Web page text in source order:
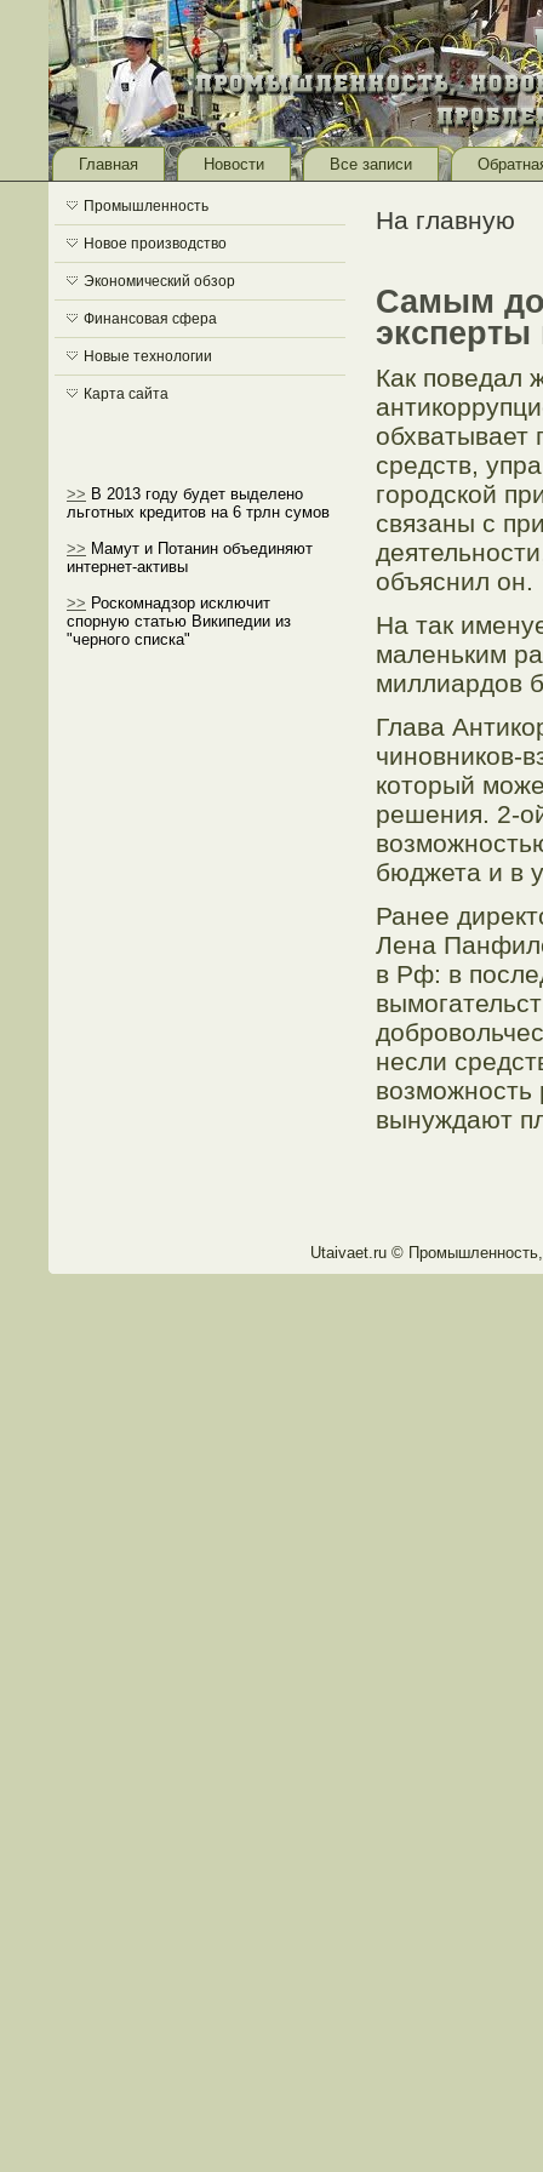
Главная Новости Все записи
Промышленность
Новое производство
Экономический обзор
Финансовая сфера
Новые технологии
Карта сайта
>> В 2013 году будет выделено
льготных кредитов на 6 трлн сумов
>> Мамут и Потанин объединяют
интернет-активы
>> Роскомнадзор исключит
спорную статью Википедии из
"черного списка"
На главную
Самым
Как поведал
обхватывает
средств,
городской
связаны с
объяснил он.
На так
маленьким
миллиардов
Глава
чиновников-
который
решения. 2-
бюджета и в
Ранее
Лена
в Рф: в
несли
вынуждают
Utaivaet.ru ©